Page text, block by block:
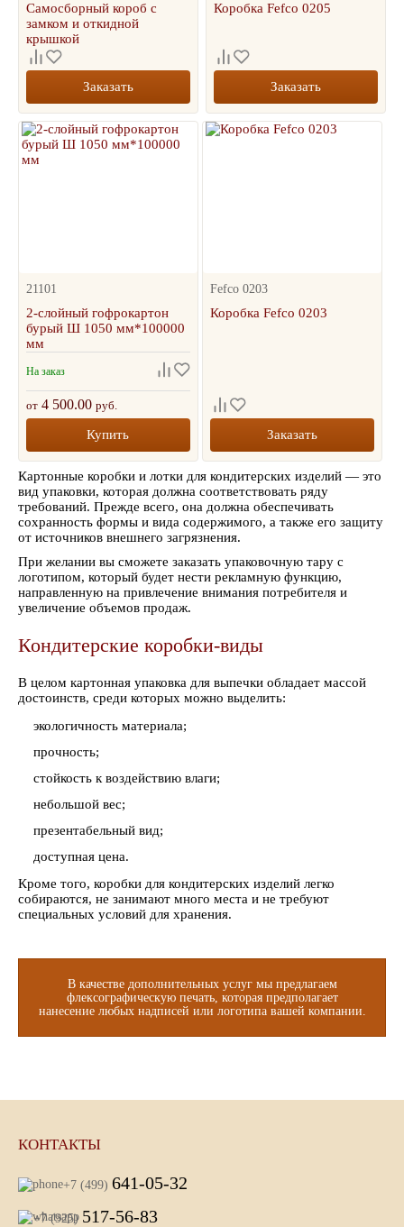
Самосборный короб с
замком и откидной
крышкой
Заказать
Коробка Fefco 0205
Заказать
21101
2-слойный гофрокартон
бурый Ш 1050 мм*100000
мм
На заказ
от 4 500.00 руб.
Купить
Fefco 0203
Коробка Fefco 0203
Заказать
Картонные коробки и лотки для кондитерских изделий — это
вид упаковки, которая должна соответствовать ряду
требований. Прежде всего, она должна обеспечивать
сохранность формы и вида содержимого, а также его защиту
от источников внешнего загрязнения.
При желании вы сможете заказать упаковочную тару с
логотипом, который будет нести рекламную функцию,
направленную на привлечение внимания потребителя и
увеличение объемов продаж.
Кондитерские коробки-виды
В целом картонная упаковка для выпечки обладает массой
достоинств, среди которых можно выделить:
экологичность материала;
прочность;
стойкость к воздействию влаги;
небольшой вес;
презентабельный вид;
доступная цена.
Кроме того, коробки для кондитерских изделий легко
собираются, не занимают много места и не требуют
специальных условий для хранения.
В качестве дополнительных услуг мы предлагаем
флексографическую печать, которая предполагает
нанесение любых надписей или логотипа вашей компании.
КОНТАКТЫ
+7 (499) 641-05-32
+7 (925) 517-56-83